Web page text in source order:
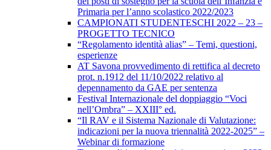
Primaria per l’anno scolastico 2022/2023
CAMPIONATI STUDENTESCHI 2022 – 23 –
PROGETTO TECNICO
“Regolamento identità alias” – Temi, questioni,
esperienze
AT Savona provvedimento di rettifica al decreto
prot. n.1912 del 11/10/2022 relativo al
depennamento da GAE per sentenza
Festival Internazionale del doppiaggio “Voci
nell’Ombra” – XXIII° ed.
“Il RAV e il Sistema Nazionale di Valutazione:
indicazioni per la nuova triennalità 2022-2025” –
Webinar di formazione